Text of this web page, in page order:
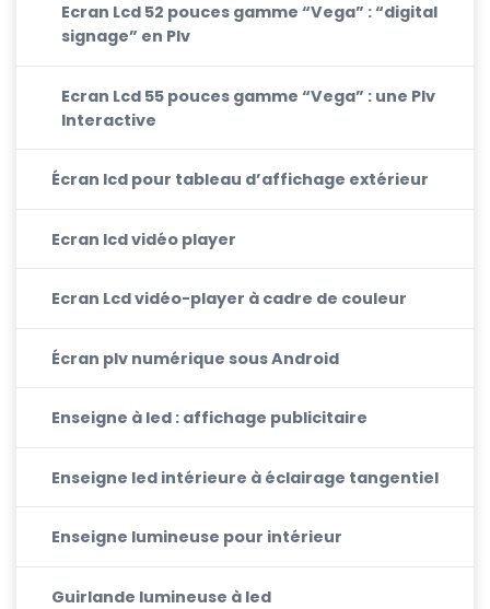
Ecran Lcd 52 pouces gamme “Vega” : “digital
signage” en Plv
Ecran Lcd 55 pouces gamme “Vega” : une Plv
Interactive
Écran lcd pour tableau d’affichage extérieur
Ecran lcd vidéo player
Ecran Lcd vidéo-player à cadre de couleur
Écran plv numérique sous Android
Enseigne à led : affichage publicitaire
Enseigne led intérieure à éclairage tangentiel
Enseigne lumineuse pour intérieur
Guirlande lumineuse à led